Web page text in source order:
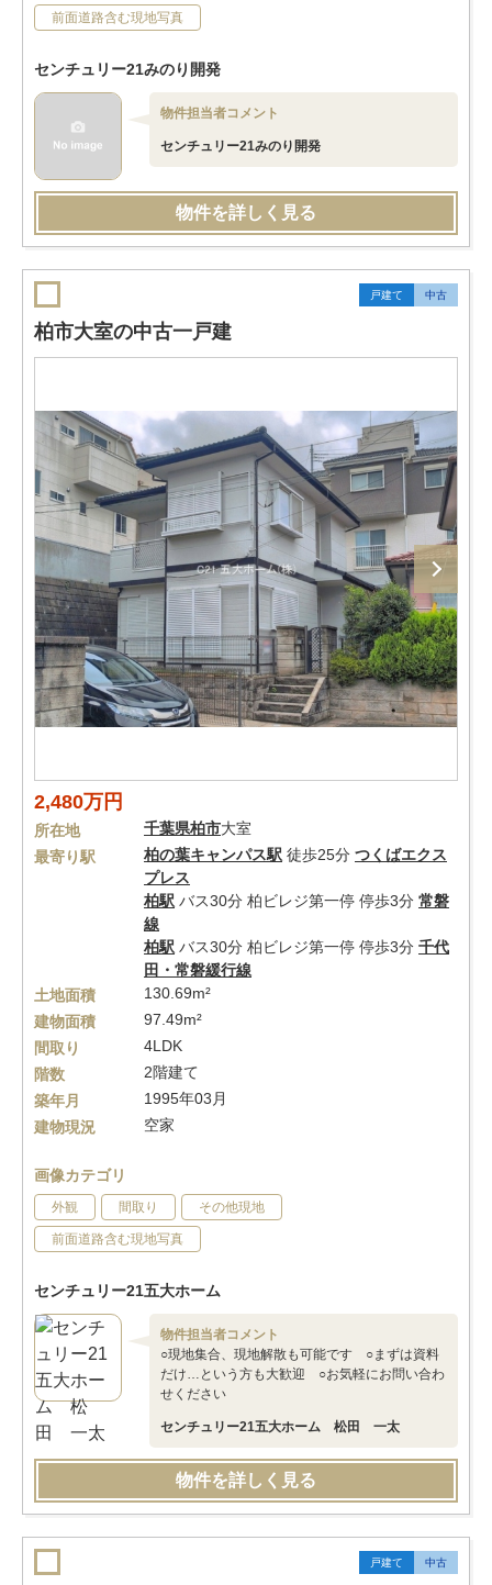
前面道路含む現地写真
センチュリー21みのり開発
物件担当者コメント
センチュリー21みのり開発
物件を詳しく見る
戸建て 中古
柏市大室の中古一戸建
2,480万円
所在地 千葉県柏市大室
最寄り駅
柏の葉キャンパス駅 徒歩25分 つくばエクス
プレス
柏駅 バス30分 柏ビレジ第一停 停歩3分 常磐
線
柏駅 バス30分 柏ビレジ第一停 停歩3分 千代
田・常磐緩行線
土地面積
130.69m²
建物面積
97.49m²
間取り
4LDK
階数
2階建て
築年月
1995年03月
建物現況
空家
画像カテゴリ
外観 間取り その他現地
前面道路含む現地写真
センチュリー21五大ホーム
物件担当者コメント
○現地集合、現地解散も可能です ○まずは資料
だけ…という方も大歓迎 ○お気軽にお問い合わ
せください
センチュリー21五大ホーム 松田 一太
物件を詳しく見る
戸建て 中古